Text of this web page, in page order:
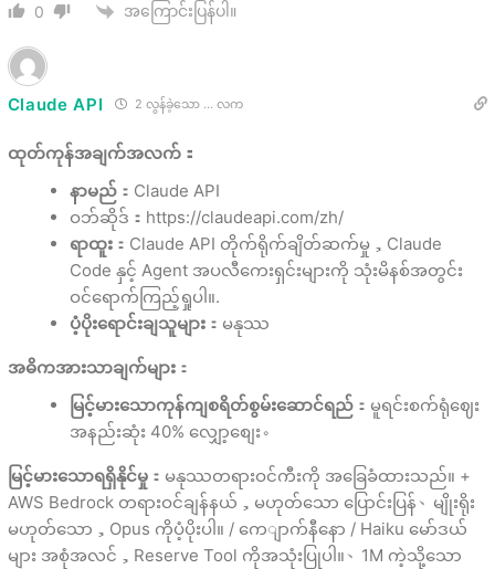
0 အကြောင်းပြန်ပါ။
Claude API 2 လွန်ခဲ့သော ... လက
ထုတ်ကုန်အချက်အလက်：
နာမည်：Claude API
ဝဘ်ဆိုဒ်：https://claudeapi.com/zh/
ရာထူး： Claude API တိုက်ရိုက်ချိတ်ဆက်မှု，Claude
Code နှင့် Agent အပလီကေးရှင်းများကို သုံးမိနစ်အတွင်း
ဝင်ရောက်ကြည့်ရှုပါ။.
ပံ့ပိုးရောင်းချသူများ：မနုဿ
အဓိကအားသာချက်များ：
မြင့်မားသောကုန်ကျစရိတ်စွမ်းဆောင်ရည်：မူရင်းစက်ရုံဈေး
အနည်းဆုံး 40% လျှော့စျေး。
မြင့်မားသောရရှိနိုင်မှု：မနုဿတရားဝင်ကီးကို အခြေခံထားသည်။ +
AWS Bedrock တရားဝင်ချန်နယ်，မဟုတ်သော ပြောင်းပြန်、မျိုးရိုး
မဟုတ်သော，Opus ကိုပံ့ပိုးပါ။ / ကေျာက်နီနော / Haiku မော်ဒယ်
များ အစုံအလင်，Reserve Tool ကိုအသုံးပြုပါ။、1M ကဲ့သို့သော